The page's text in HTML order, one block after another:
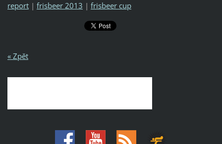
report | frisbeer 2013 | frisbeer cup
« Zpět